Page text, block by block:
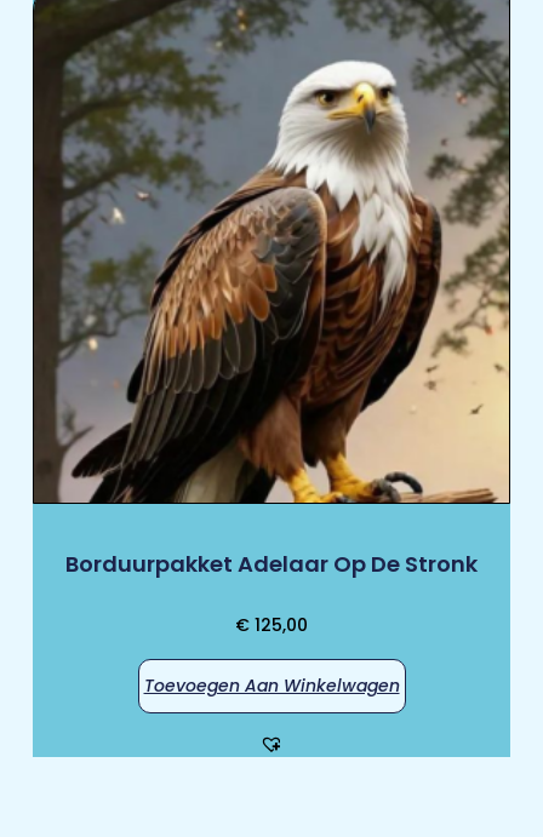
Borduurpakket Adelaar Op De Stronk
€ 125,00
Toevoegen Aan Winkelwagen